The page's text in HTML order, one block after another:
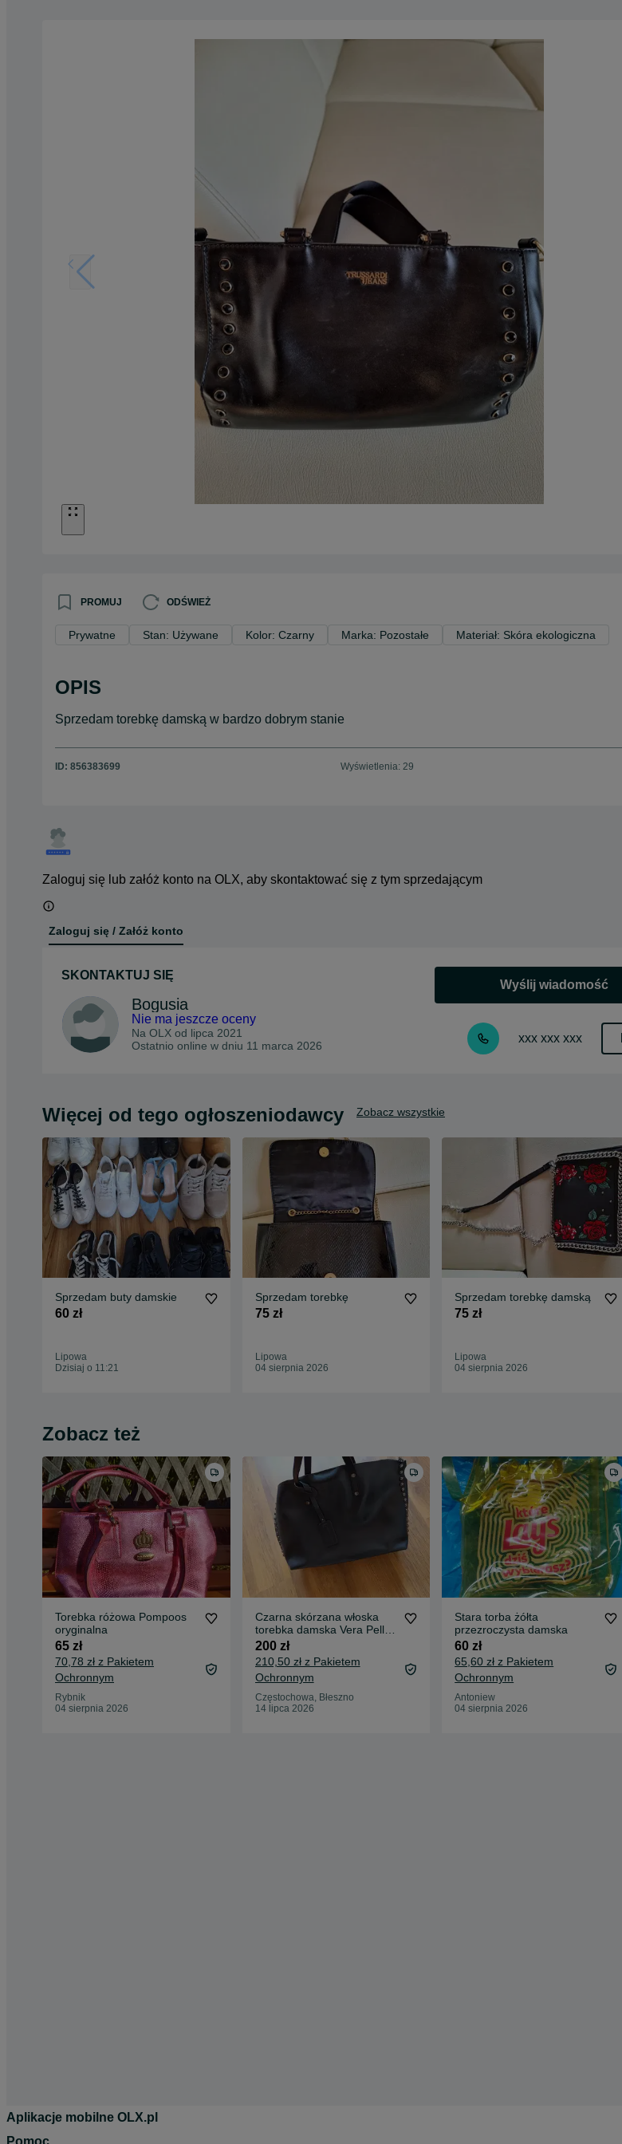
PROMUJ ODŚWIEŻ
Prywatne Stan: Używane Kolor: Czarny Marka: Pozostałe Materiał: Skóra ekologiczna
OPIS
Sprzedam torebkę damską w bardzo dobrym stanie
ID: 856383699 Wyświetlenia: 29
Zaloguj się lub załóż konto na OLX, aby skontaktować się z tym sprzedającym
Zaloguj się / Załóż konto
SKONTAKTUJ SIĘ
Bogusia
Nie ma jeszcze oceny
Na OLX od lipca 2021
Ostatnio online w dniu 11 marca 2026
Wyślij wiadomość
xxx xxx xxx
Więcej od tego ogłoszeniodawcy Zobacz wszystkie
Sprzedam buty damskie
60 zł
Lipowa
Dzisiaj o 11:21
Sprzedam torebkę
75 zł
Lipowa
04 sierpnia 2026
Sprzedam torebkę damską
75 zł
Lipowa
04 sierpnia 2026
Zobacz też
Torebka różowa Pompoos
oryginalna
65 zł
70,78 zł z Pakietem
Ochronnym
Rybnik
04 sierpnia 2026
Czarna skórzana włoska
torebka damska Vera Pelle
ćwieki duża do ręki i na
ramię stan bardzo dobry
200 zł
210,50 zł z Pakietem
Ochronnym
Częstochowa, Błeszno
14 lipca 2026
Stara torba żółta
przezroczysta damska
60 zł
65,60 zł z Pakietem
Ochronnym
Antoniew
04 sierpnia 2026
Aplikacje mobilne OLX.pl